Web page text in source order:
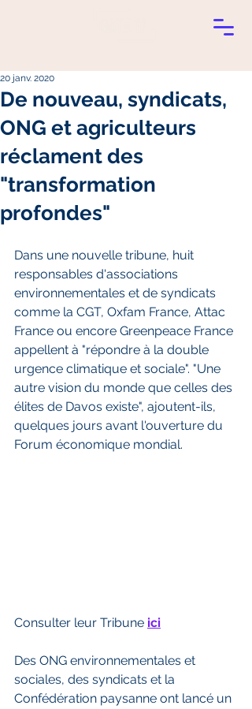
De nouveau, syndicats,
ONG et agriculteurs
réclament des
"transformation
profondes"
20 janv. 2020
Dans une nouvelle tribune, huit
responsables d'associations
environnementales et de syndicats
comme la CGT, Oxfam France, Attac
France ou encore Greenpeace France
appellent à "répondre à la double
urgence climatique et sociale". "Une
autre vision du monde que celles des
élites de Davos existe", ajoutent-ils,
quelques jours avant l'ouverture du
Forum économique mondial.
Consulter leur Tribune ici
Des ONG environnementales et
sociales, des syndicats et la
Confédération paysanne ont lancé un